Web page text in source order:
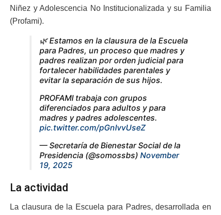
Niñez y Adolescencia No Institucionalizada y su Familia
(Profami).
🌿 Estamos en la clausura de la Escuela
para Padres, un proceso que madres y
padres realizan por orden judicial para
fortalecer habilidades parentales y
evitar la separación de sus hijos.
PROFAMI trabaja con grupos
diferenciados para adultos y para
madres y padres adolescentes.
pic.twitter.com/pGnIvvUseZ
— Secretaría de Bienestar Social de la
Presidencia (@somossbs) November
19, 2025
La actividad
La clausura de la Escuela para Padres, desarrollada en